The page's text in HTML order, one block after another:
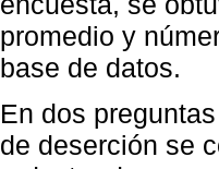
promedio y
base de datos.
En dos
de deserción se